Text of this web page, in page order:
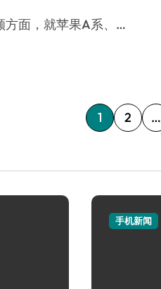
方面，就苹果A系、…
文
分
页
1 2 …
手机新闻